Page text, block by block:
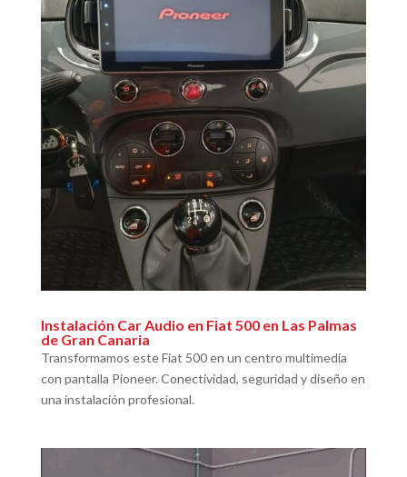
Instalación Car Audio en Fiat 500 en Las Palmas
de Gran Canaria
Transformamos este Fiat 500 en un centro multimedia
con pantalla Pioneer. Conectividad, seguridad y diseño en
una instalación profesional.